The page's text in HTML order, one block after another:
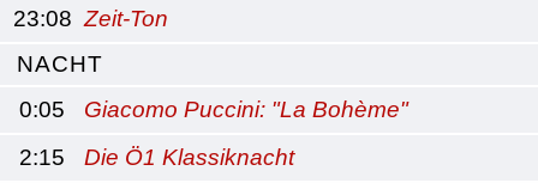
23:08 Zeit-Ton
NACHT
0:05
Giacomo Puccini: "La Bohème"
2:15
Die Ö1 Klassiknacht